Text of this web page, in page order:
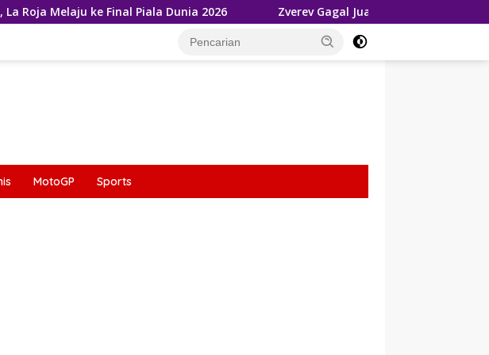
Piala Dunia 2026 Zverev Gagal Juara di Wimbledon 2026, Tetap Akui Jannik
MotoGP Sports